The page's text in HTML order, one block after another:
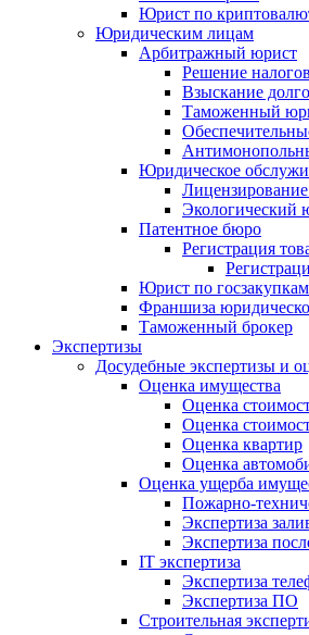
Юрист по
Юридическим лицам
Арбитражный юрист
Решение
Взыскание
Таможенный
Юридическое
Лицензирование
Экологический
Патентное бюро
Регистрация
Юрист по госзакупкам
Франшиза
Таможенный брокер
Экспертизы
Досудебные экспертизы и
Оценка имущества
Оценка
Оценка
Оценка квартир
Оценка
Оценка ущерба
Пожарно-
Экспертиза
Экспертиза
IT экспертиза
Экспертиза
Экспертиза ПО
Строительная